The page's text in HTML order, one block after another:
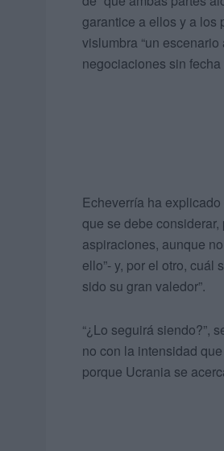
garantice a ellos y a los
vislumbra “un
negociaciones sin fecha
Echeverría ha
que se debe
aspiraciones, aunque
ello”- y, por el otro, cuál
sido su gran valedor”.
“¿Lo seguirá siendo?”,
no con la intensidad
porque Ucrania se